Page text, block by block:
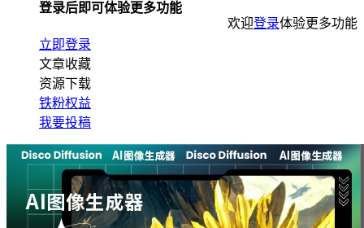
登录后即可体验更多功能
立即登录
文章收藏
资源下载
铁粉权益
我要投稿
欢迎登录体验更多功能